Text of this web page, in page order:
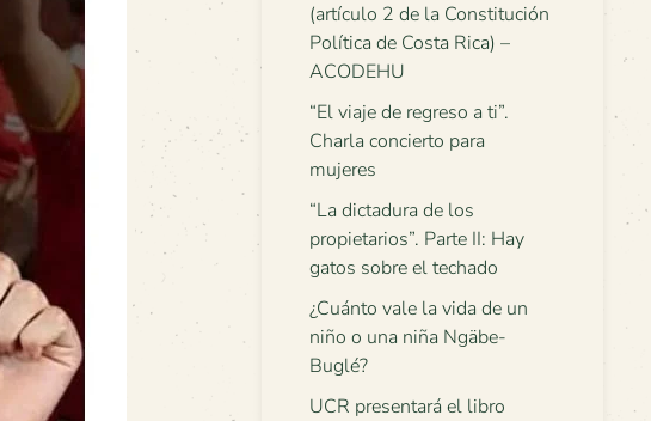
(artículo 2 de la Constitución
Política de Costa Rica) –
ACODEHU
“El viaje de regreso a ti”.
Charla concierto para
mujeres
“La dictadura de los
propietarios”. Parte II: Hay
gatos sobre el techado
¿Cuánto vale la vida de un
niño o una niña Ngäbe-
Buglé?
UCR presentará el libro